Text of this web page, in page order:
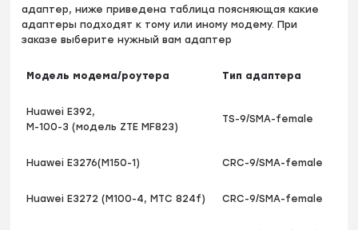
адаптер, ниже приведена таблица поясняющая какие
адаптеры подходят к тому или иному модему. При
заказе выберите нужный вам адаптер
Модель модема/роутера Тип адаптера
Huawei Е392,
M-100-3 (модель ZTE MF823)
TS-9/SMA-female
Huawei E3276(М150-1) CRC-9/SMA-female
Huawei Е3272 (М100-4, МТС 824f) CRC-9/SMA-female